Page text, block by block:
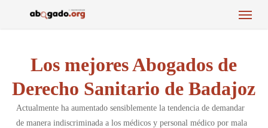
Menu
Los mejores Abogados de
Derecho Sanitario de Badajoz
Actualmente ha aumentado sensiblemente la tendencia de demandar
de manera indiscriminada a los médicos y personal médico por mala